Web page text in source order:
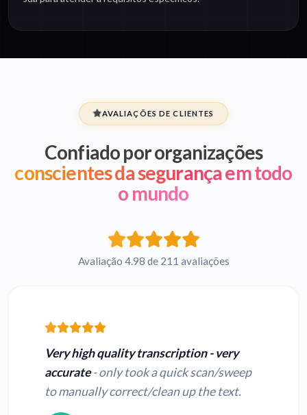
AVALIAÇÕES DE CLIENTES
Confiado por organizações
conscientes da segurança em todo
o mundo
Avaliação 4.98 de 211 avaliações
Very high quality transcription - very
accurate- only took a quick scan/sweep
to manually correct/clean up the text.